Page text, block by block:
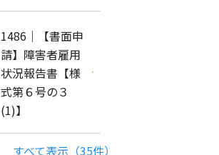
1486｜【書面申
請】障害者雇用
状況報告書【様
式第６号の３
(1)】
すべて表示（35件）